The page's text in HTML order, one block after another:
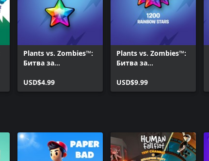
Plants vs. Zombies™:
Битва за
радужных звезд
USD$4.99
Plants vs. Zombies™:
Битва за
радужных звезд
(+200
USD$9.99